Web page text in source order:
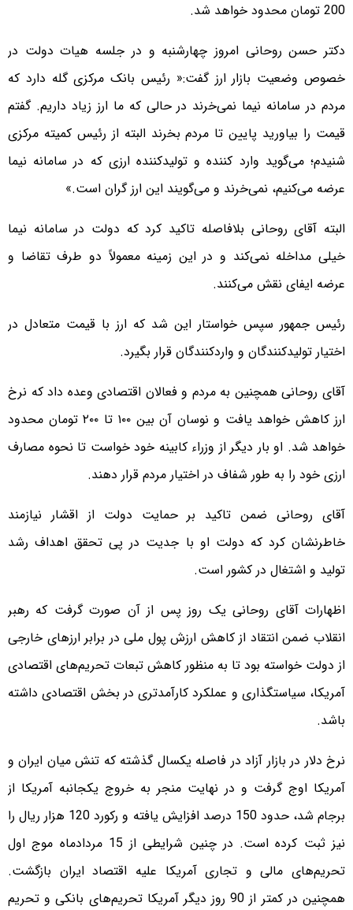
200 تومان محدود خواهد شد.
دکتر حسن روحانی امروز چهارشنبه و در جلسه هیات دولت در
خصوص وضعیت بازار ارز گفت:« رئیس بانک مرکزی گله دارد که
مردم در سامانه نیما نمی‌خرند در حالی که ما ارز زیاد داریم. گفتم
قیمت را بیاورید پایین تا مردم بخرند البته از رئیس کمیته مرکزی
شنیدم؛ می‌گوید وارد کننده و تولیدکننده ارزی که در سامانه نیما
عرضه می‌کنیم، نمی‌خرند و می‌گویند این ارز گران است.»
البته آقای روحانی بلافاصله تاکید کرد که دولت در سامانه نیما
خیلی مداخله نمی‌کند و در این زمینه معمولاً دو طرف تقاضا و
عرضه ایفای نقش می‌کنند.
رئیس جمهور سپس خواستار این شد که ارز با قیمت متعادل در
اختیار تولیدکنندگان و واردکنندگان قرار بگیرد.
آقای روحانی همچنین به مردم و فعالان اقتصادی وعده داد که نرخ
ارز کاهش خواهد یافت و نوسان آن بین ۱۰۰ تا ۲۰۰ تومان محدود
خواهد شد. او بار دیگر از وزراء کابینه خود خواست تا نحوه مصارف
ارزی خود را به طور شفاف در اختیار مردم قرار دهند.
​آقای روحانی ضمن تاکید بر حمایت دولت از اقشار نیازمند
خاطرنشان کرد که دولت او با جدیت در پی تحقق اهداف رشد
تولید و اشتغال در کشور است.
اظهارات آقای روحانی یک روز پس از آن صورت گرفت که رهبر
انقلاب ضمن انتقاد از کاهش ارزش پول ملی در برابر ارزهای خارجی
از دولت خواسته بود تا به منظور کاهش تبعات تحریم‌های اقتصادی
آمریکا، سیاستگذاری و عملکرد کارآمدتری در بخش اقتصادی داشته
باشد.
نرخ دلار در بازار آزاد در فاصله یکسال گذشته که تنش میان ایران و
آمریکا اوج گرفت و در نهایت منجر به خروج یکجانبه آمریکا از
برجام شد، حدود 150 درصد افزایش یافته و رکورد 120 هزار ریال را
نیز ثبت کرده است. در چنین شرایطی از 15 مردادماه موج اول
تحریم‌های مالی و تجاری آمریکا علیه اقتصاد ایران بازگشت.
همچنین در کمتر از 90 روز دیگر آمریکا تحریم‌های بانکی و تحریم